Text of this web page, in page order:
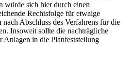
würde sich hier durch einen
Rechtsfolge für etwaige
nach Abschluss des Verfahrens für die
Insoweit sollte die nachträgliche
Anlagen in die Planfeststellung